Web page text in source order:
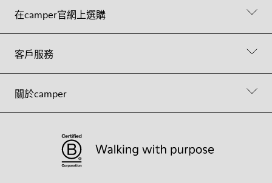
在camper官網上選購
客戶服務
關於camper